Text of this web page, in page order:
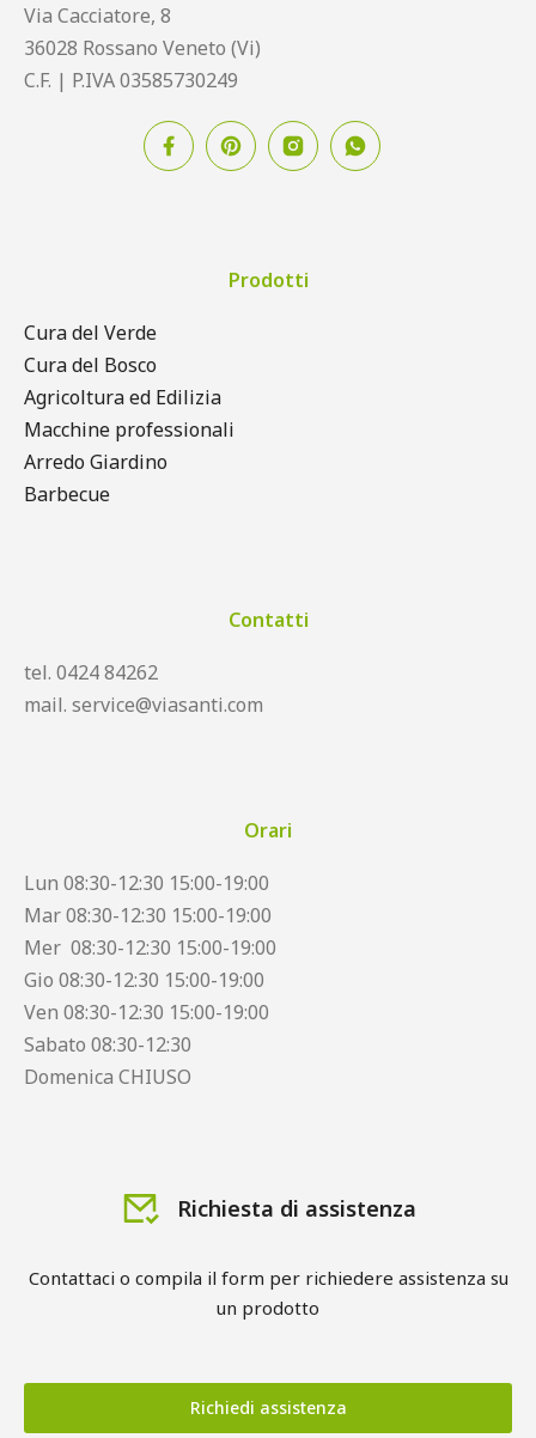
Via Cacciatore, 8
36028 Rossano Veneto (Vi)
C.F. | P.IVA 03585730249
Prodotti
Cura del Verde
Cura del Bosco
Agricoltura ed Edilizia
Macchine professionali
Arredo Giardino
Barbecue
Contatti
tel. 0424 84262
mail. service@viasanti.com
Orari
Lun 08:30-12:30 15:00-19:00
Mar 08:30-12:30 15:00-19:00
Mer 08:30-12:30 15:00-19:00
Gio 08:30-12:30 15:00-19:00
Ven 08:30-12:30 15:00-19:00
Sabato 08:30-12:30
Domenica CHIUSO
Richiesta di assistenza
Contattaci o compila il form per richiedere assistenza su
un prodotto
Richiedi assistenza